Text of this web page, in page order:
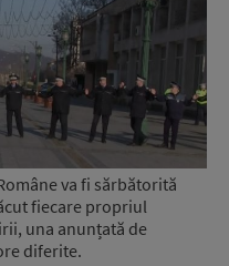
va fi sărbătorită
fiecare propriul
una anunțată de
diferite.